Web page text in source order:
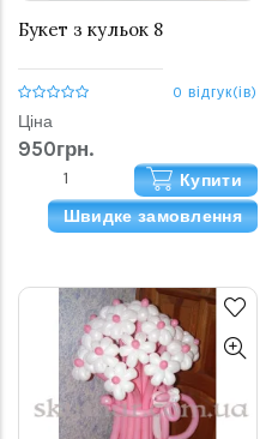
Букет з кульок 8
0 відгук(ів)
Ціна
950грн.
Купити
Швидке замовлення